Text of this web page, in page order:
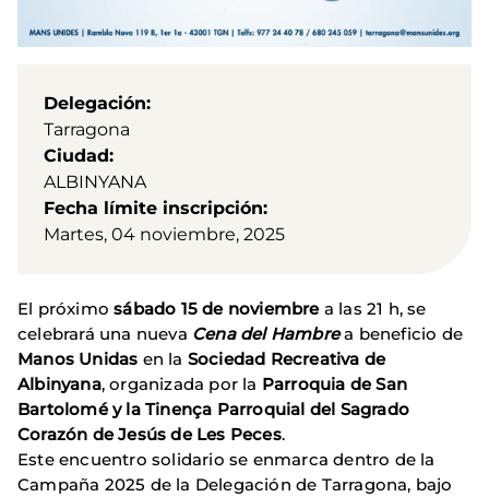
Delegación
Tarragona
Ciudad
ALBINYANA
Fecha límite inscripción
Martes, 04 noviembre, 2025
El próximosábado 15 de noviembrea las 21 h, se
celebrará una nueva Cena del Hambrea beneficio de
Manos Unidas en la Sociedad Recreativa de
Albinyana, organizada por la Parroquia de San
Bartolomé y la Tinença Parroquial del Sagrado
Corazón de Jesús de Les Peces.
Este encuentro solidario se enmarca dentro de la
Campaña 2025 de la Delegación de Tarragona, bajo